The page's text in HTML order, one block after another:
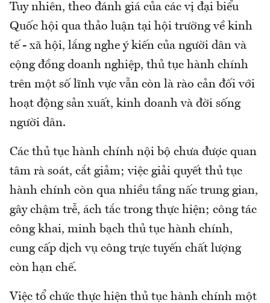
Tuy nhiên, theo đánh giá của các vị đại biểu
Quốc hội qua thảo luận tại hội trường về kinh
tế - xã hội, lắng nghe ý kiến của người dân và
cộng đồng doanh nghiệp, thủ tục hành chính
trên một số lĩnh vực vẫn còn là rào cản đối với
hoạt động sản xuất, kinh doanh và đời sống
người dân.
Các thủ tục hành chính nội bộ chưa được quan
tâm rà soát, cắt giảm; việc giải quyết thủ tục
hành chính còn qua nhiều tầng nấc trung gian,
gây chậm trễ, ách tắc trong thực hiện; công tác
công khai, minh bạch thủ tục hành chính,
cung cấp dịch vụ công trực tuyến chất lượng
còn hạn chế.
Việc tổ chức thực hiện thủ tục hành chính một